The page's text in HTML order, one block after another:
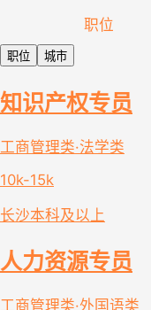
职位
职位 城市
知识产权专员
工商管理类·法学类
10k-15k
长沙本科及以上
人力资源专员
工商管理类·外国语类